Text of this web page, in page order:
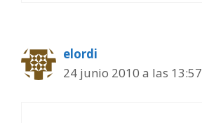
elordi
24 junio 2010 a las 13:57